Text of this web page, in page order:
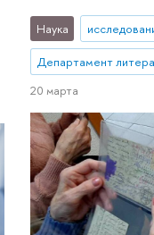
Наука
Департамент
20 марта